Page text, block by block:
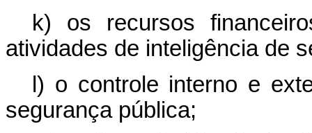
k) os recursos
atividades de inteligência de
l) o controle interno e
segurança pública;